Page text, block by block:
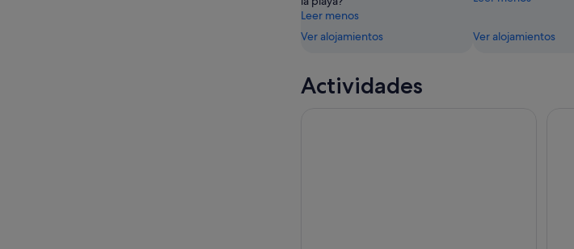
9
ago
14
ago
-
ago
Leer menos
Ver alojamientos
Ver alojamientos
Actividades